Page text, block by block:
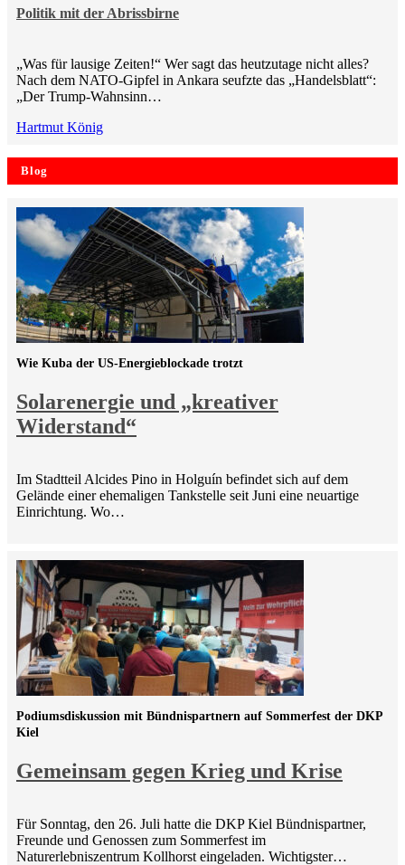
Politik mit der Abrissbirne
„Was für lausige Zeiten!“ Wer sagt das heutzutage nicht alles?
Nach dem NATO-Gipfel in Ankara seufzte das „Handelsblatt“:
„Der Trump-Wahnsinn…
Hartmut König
Blog
Solarenergie und „kreativer
Widerstand“
Wie Kuba der US-Energieblockade trotzt
Im Stadtteil Alcides Pino in Holguín befindet sich auf dem
Gelände einer ehemaligen Tankstelle seit Juni eine neuartige
Einrichtung. Wo…
Gemeinsam gegen Krieg und Krise
Podiumsdiskussion mit Bündnispartnern auf Sommerfest der DKP
Kiel
Für Sonntag, den 26. Juli hatte die DKP Kiel Bündnispartner,
Freunde und Genossen zum Sommerfest im
Naturerlebniszentrum Kollhorst eingeladen. Wichtigster…